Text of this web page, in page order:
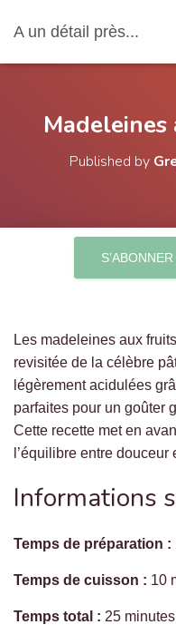
A un détail près...
Published by
Les madeleines aux
revisitée de la célèbre
légèrement acidulées
parfaites pour un goûter
Cette recette met en
l’équilibre entre douceur
Informations
Temps de préparation :
Temps de cuisson : 10
Temps total : 25 minutes